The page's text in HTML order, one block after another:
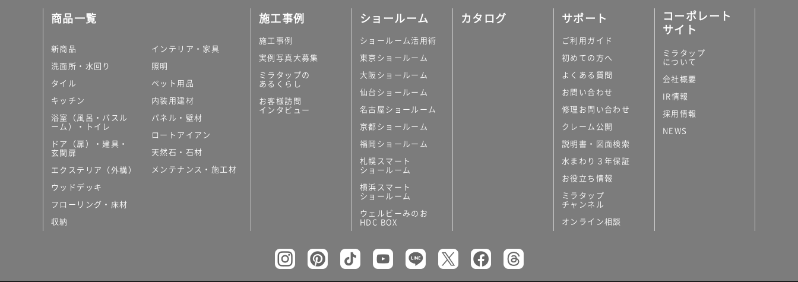
キッチン
コンパクトキッチン
コンパクトキッチンその他
カップボード（食器棚・キッチンボード）
コンビネーションキッチン（セクショナル
キッチン）
キッチン機器
商品一覧
新商品
洗面所・水回り
タイル
キッチン
浴室（風呂・バスル
ーム）・トイレ
ドア（扉）・建具・
玄関扉
エクステリア（外構）
ウッドデッキ
フローリング・床材
収納
インテリア・家具
照明
ペット用品
内装用建材
パネル・壁材
ロートアイアン
天然石・石材
メンテナンス・施工材
施工事例
施工事例
実例写真大募集
ミラタップの
あるくらし
お客様訪問
インタビュー
ショールーム
ショールーム活用術
東京ショールーム
大阪ショールーム
仙台ショールーム
名古屋ショールーム
京都ショールーム
福岡ショールーム
札幌スマート
ショールーム
横浜スマート
ショールーム
ウェルビーみのお
HDC BOX
カタログ サポート
ご利用ガイド
初めての方へ
よくある質問
お問い合わせ
修理お問い合わせ
クレーム公開
説明書・図面検索
水まわり３年保証
お役立ち情報
ミラタップ
チャンネル
オンライン相談
コーポレート
サイト
ミラタップ
について
会社概要
IR情報
採用情報
NEWS